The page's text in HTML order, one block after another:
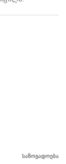
საზოგადოება